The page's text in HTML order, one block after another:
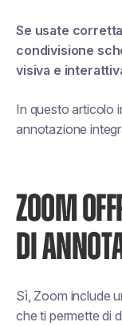
Se usate
condivisione
visiva e
In questo articolo
annotazione
ZOOM
DI
Sì, Zoom include
che ti permette di